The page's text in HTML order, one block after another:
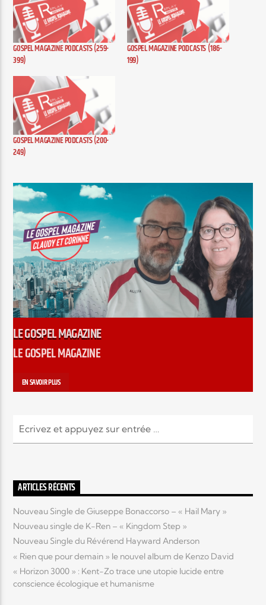
GOSPEL MAGAZINE PODCASTS (259-
399)
GOSPEL MAGAZINE PODCASTS (186-
199)
GOSPEL MAGAZINE PODCASTS (200-
249)
LE GOSPEL MAGAZINE
LE GOSPEL MAGAZINE
EN SAVOIR PLUS
ARTICLES RÉCENTS
Nouveau Single de Giuseppe Bonaccorso – « Hail Mary »
Nouveau single de K-Ren – « Kingdom Step »
Nouveau Single du Révérend Hayward Anderson
« Rien que pour demain » le nouvel album de Kenzo David
« Horizon 3000 » : Kent-Zo trace une utopie lucide entre
conscience écologique et humanisme